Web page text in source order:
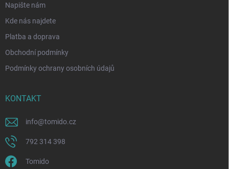
Napište nám
Kde nás najdete
Platba a doprava
Obchodní podmínky
Podmínky ochrany osobních údajů
KONTAKT
info@tomido.cz
792 314 398
Tomido